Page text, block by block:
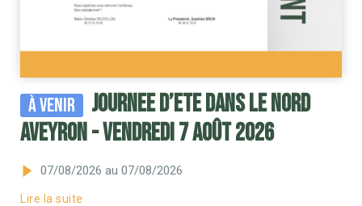
À venir
JOURNEE d’ETE dans le Nord
AVEYRON - VENDREDI 7 AOÛT 2026
07/08/2026 au 07/08/2026
Lire la suite